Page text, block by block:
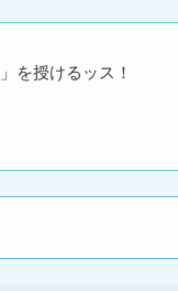
を授けるッス！